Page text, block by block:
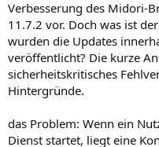
Verbesserung des Midori-
11.7.2 vor. Doch was ist
wurden die Updates
veröffentlicht? Die kurze
sicherheitskritisches
Hintergründe.
das Problem: Wenn ein
Dienst startet, liegt eine